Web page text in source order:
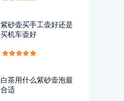
紫砂壶买手工壶好还是
买机车壶好
白茶用什么紫砂壶泡最
合适